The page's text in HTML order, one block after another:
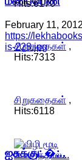
February 11, 2012
https://
is-228.jpg
ஐசுக்குட�…
Hits:6170
சிறுகதைகள் ,
Hits:7313
சிறுகதைகள் ,
Hits:6118